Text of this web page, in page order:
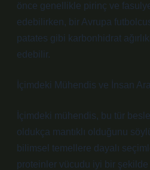
önce genellikle pirinç ve
edebilirken, bir Avrupa
patates gibi karbonhidrat
edebilir.
İçimdeki Mühendis ve İnsan
İçimdeki mühendis, bu tür
oldukça mantıklı olduğunu
bilimsel temellere dayalı
proteinler vücudu iyi bir şekilde